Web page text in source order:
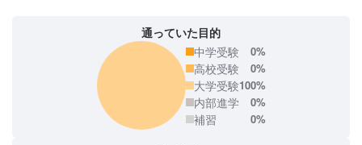
通っていた目的
中学受験
0%
高校受験 0%
大学受験100%
内部進学 0%
補習 0%